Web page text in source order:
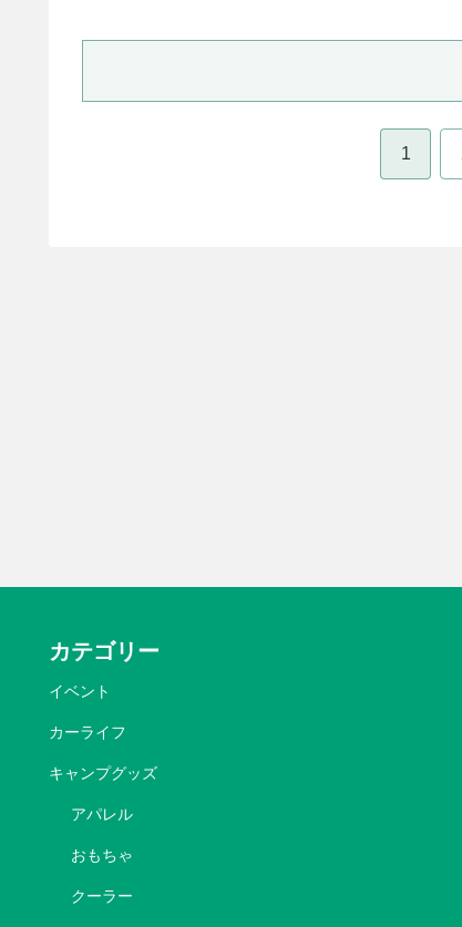
1
カテゴリー
イベント
カーライフ
キャンプグッズ
アパレル
おもちゃ
クーラー